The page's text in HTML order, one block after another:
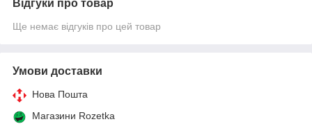
Відгуки про товар
Ще немає відгуків про цей товар
Умови доставки
Нова Пошта
Магазини Rozetka